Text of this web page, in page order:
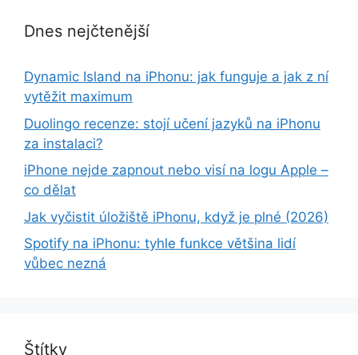
Dnes nejčtenější
Dynamic Island na iPhonu: jak funguje a jak z ní
vytěžit maximum
Duolingo recenze: stojí učení jazyků na iPhonu
za instalaci?
iPhone nejde zapnout nebo visí na logu Apple –
co dělat
Jak vyčistit úložiště iPhonu, když je plné (2026)
Spotify na iPhonu: tyhle funkce většina lidí
vůbec nezná
Štítky